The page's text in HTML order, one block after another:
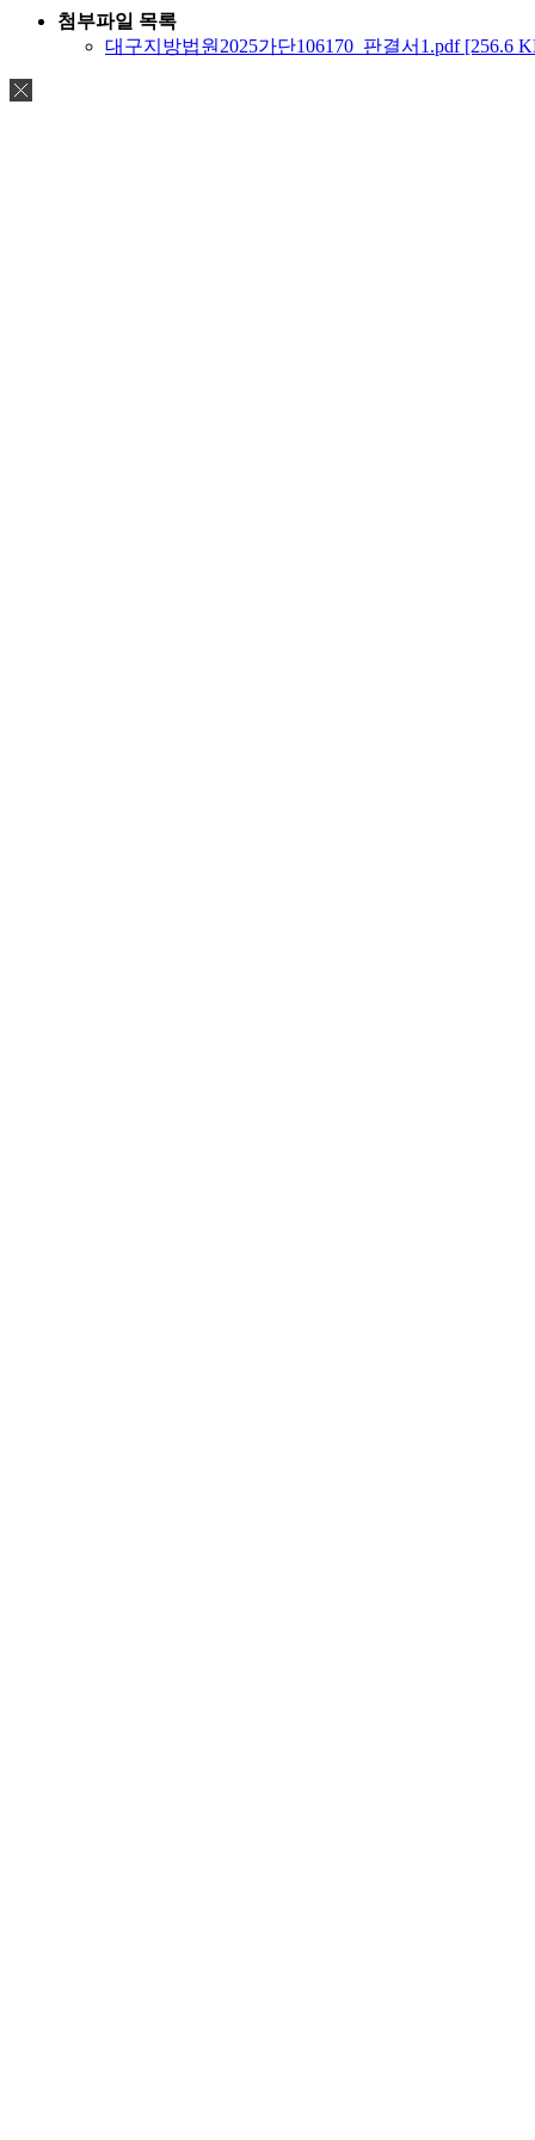
첨부파일 목록
대구지방법원2025가단106170_판결서1.pdf [256.6